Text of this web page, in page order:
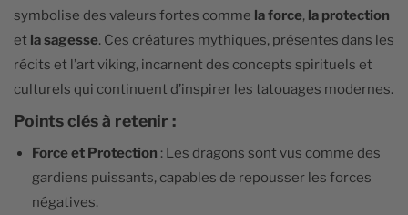
symbolise des valeurs fortes comme la force, la protection
et la sagesse. Ces créatures mythiques, présentes dans les
récits et l’art viking, incarnent des concepts spirituels et
culturels qui continuent d’inspirer les tatouages modernes.
Points clés à retenir :
Force et Protection : Les dragons sont vus comme des
gardiens puissants, capables de repousser les forces
négatives.